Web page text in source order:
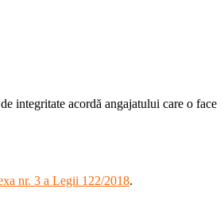
integritate acordă angajatului care o face
nr. 3 a Legii 122/2018.